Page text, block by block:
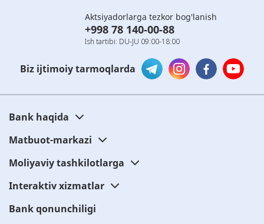
Aktsiyadorlarga tezkor bog'lanish
+998 78 140-00-88
Ish tartibi: DU-JU 09:00-18:00
Biz ijtimoiy tarmoqlarda
Bank haqida
Matbuot-markazi
Moliyaviy tashkilotlarga
Interaktiv xizmatlar
Bank qonunchiligi